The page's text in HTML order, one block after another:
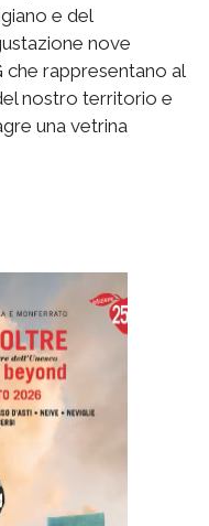
e del
nove
che rappresentano al
nostro territorio e
una vetrina